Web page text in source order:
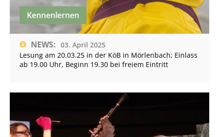
Kennenlernen
NEWS: 03. April 2025
Lesung am 20.03.25 in der KöB in Mörlenbach; Einlass
ab 19.00 Uhr, Beginn 19.30 bei freiem Eintritt